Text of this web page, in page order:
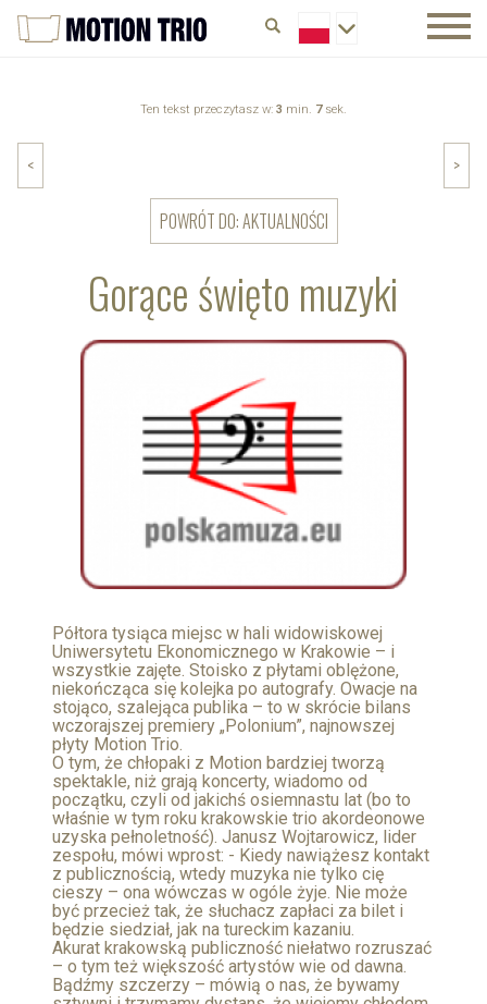
Ten tekst przeczytasz w: 3 min. 7sek.
Gorące święto muzyki
< >
POWRÓT DO: AKTUALNOŚCI
Półtora tysiąca miejsc w hali widowiskowej
Uniwersytetu Ekonomicznego w Krakowie – i
wszystkie zajęte. Stoisko z płytami oblężone,
niekończąca się kolejka po autografy. Owacje na
stojąco, szalejąca publika – to w skrócie bilans
wczorajszej premiery „Polonium”, najnowszej
płyty Motion Trio.
O tym, że chłopaki z Motion bardziej tworzą
spektakle, niż grają koncerty, wiadomo od
początku, czyli od jakichś osiemnastu lat (bo to
właśnie w tym roku krakowskie trio akordeonowe
uzyska pełnoletność). Janusz Wojtarowicz, lider
zespołu, mówi wprost: - Kiedy nawiążesz kontakt
z publicznością, wtedy muzyka nie tylko cię
cieszy – ona wówczas w ogóle żyje. Nie może
być przecież tak, że słuchacz zapłaci za bilet i
będzie siedział, jak na tureckim kazaniu.
Akurat krakowską publiczność niełatwo rozruszać
– o tym też większość artystów wie od dawna.
Bądźmy szczerzy – mówią o nas, że bywamy